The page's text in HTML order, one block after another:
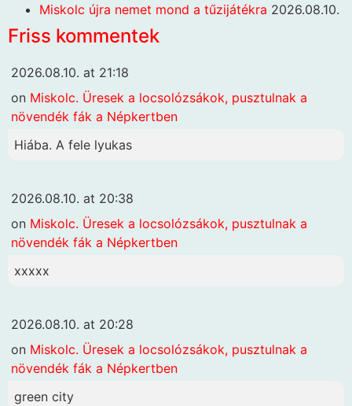
Miskolc újra nemet mond a tűzijátékra 2026.08.10.
Friss kommentek
2026.08.10. at 21:18
on Miskolc. Üresek a locsolózsákok, pusztulnak a
növendék fák a Népkertben
Hiába. A fele lyukas
2026.08.10. at 20:38
on Miskolc. Üresek a locsolózsákok, pusztulnak a
növendék fák a Népkertben
xxxxx
2026.08.10. at 20:28
on Miskolc. Üresek a locsolózsákok, pusztulnak a
növendék fák a Népkertben
green city